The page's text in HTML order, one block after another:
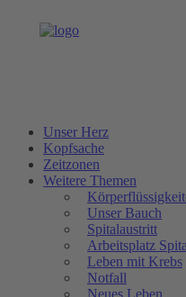
Unser Herz
Kopfsache
Zeitzonen
Weitere Themen
Unser Bauch
Spitalaustritt
Arbeitsplatz
Leben mit Krebs
Notfall
Neues Leben